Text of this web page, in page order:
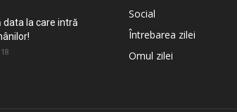
data la care intră
Social
Întrebarea zilei
Omul zilei